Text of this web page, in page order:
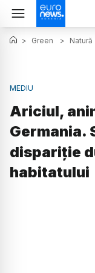
> Green > Natură
MEDIU
Ariciul,
Germania.
dispariție
habitatului